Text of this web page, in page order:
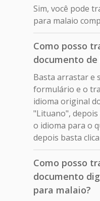
Sim, você pode
para malaio
Como posso
documento
Basta arrastar e
formulário e o
idioma original
"Lituano",
o idioma para o
depois basta
Como posso
documento
para malaio?